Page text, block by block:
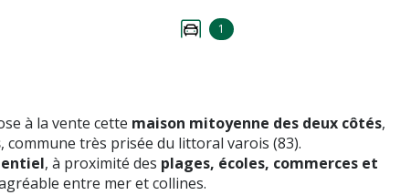
1
à la vente cette maison mitoyenne des deux côtés,
, commune très prisée du littoral varois (83).
, à proximité des plages, écoles, commerces et
entre mer et collines.